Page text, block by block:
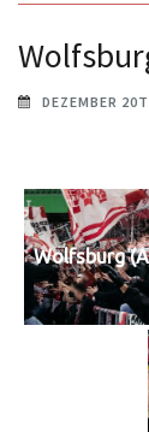
DEZEMBER
Wolfsburg